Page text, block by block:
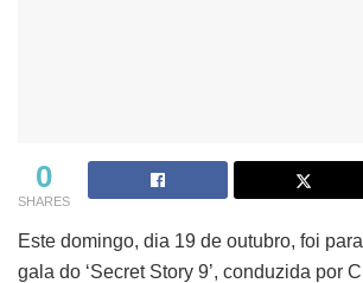
0
SHARES
Este domingo, dia 19 de outubro, foi
gala do ‘Secret Story 9’, conduzida por